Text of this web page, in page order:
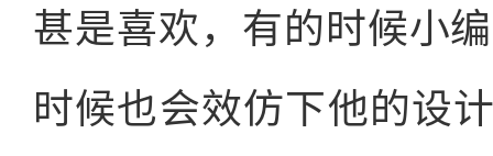
甚是喜欢，有的时候小
时候也会效仿下他的设